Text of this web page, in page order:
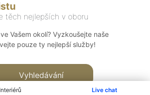
Live chat
těch nejlepších v oboru
Vašem okolí? Vyzkoušejte naše
pouze ty nejlepší služby!
Vyhledávání